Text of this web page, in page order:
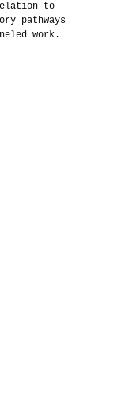
to
pathways
work.